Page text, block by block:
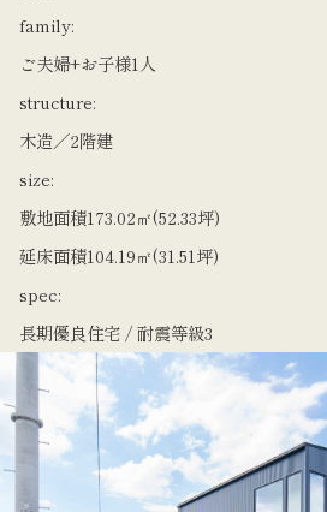
family:
ご夫婦+お子様1人
structure:
木造／2階建
​size:
敷地面積173.02㎡(52.33坪)
延床面積104.19㎡(31.51坪)
spec:
長期優良住宅 / 耐震等級3